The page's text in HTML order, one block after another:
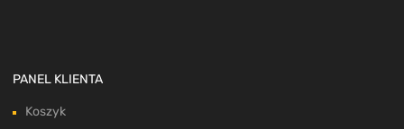
PANEL KLIENTA
Koszyk